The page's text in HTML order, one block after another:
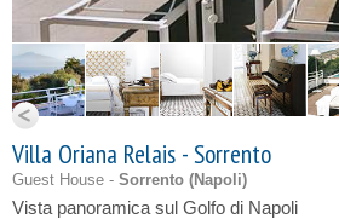
Villa Oriana Relais - Sorrento
Guest House - Sorrento (Napoli)
Vista panoramica sul Golfo di Napoli